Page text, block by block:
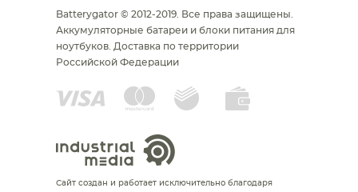
Batterygator © 2012-2019. Все права защищены.
Аккумуляторные батареи и блоки питания для
ноутбуков. Доставка по территории
Российской Федерации
Сайт создан и работает исключительно благодаря